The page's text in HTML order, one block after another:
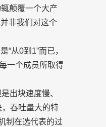
颠覆一个大产
非我们对这个
从0到1”而已，
一个成员所取得
出块速度慢、
吞吐量大的特
制在选代表的过